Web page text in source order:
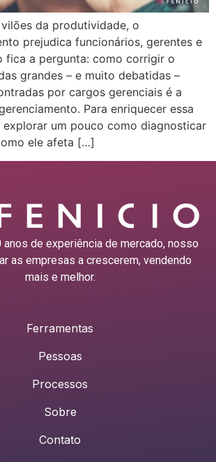
da produtividade, o
prejudica funcionários, gerentes e
fica a pergunta: como corrigir o
grandes – e muito debatidas –
por cargos gerenciais é a
Para enriquecer essa
explorar um pouco como diagnosticar
ele afeta […]
anos de experiência de mercado, nosso
as empresas a crescerem, vendendo
mais e melhor.
Ferramentas
Pessoas
Processos
Sobre
Contato